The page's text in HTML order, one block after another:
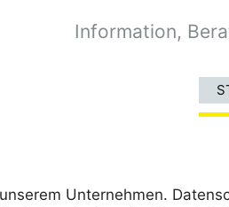
Information,
Unternehmen.